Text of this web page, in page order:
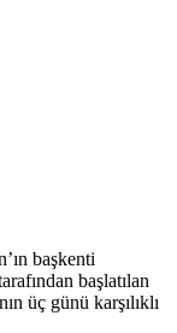
başkenti
başlatılan
üç günü karşılıklı